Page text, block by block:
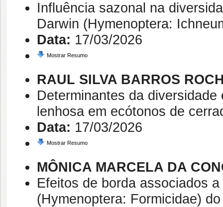
Influência sazonal na
Darwin (Hymenoptera:
Data: 17/03/2026
Mostrar Resumo
RAUL SILVA BARROS
Determinantes da
lenhosa em ecótonos de
Data: 17/03/2026
Mostrar Resumo
MÔNICA MARCELA DA
Efeitos de borda associados
(Hymenoptera: Formicidae)